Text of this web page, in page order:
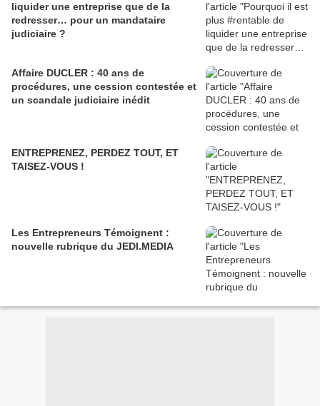
liquider une entreprise que de la
redresser… pour un mandataire
judiciaire ?
Affaire DUCLER : 40 ans de
procédures, une cession contestée et
un scandale judiciaire inédit
ENTREPRENEZ, PERDEZ TOUT, ET
TAISEZ-VOUS !
Les Entrepreneurs Témoignent :
nouvelle rubrique du JEDI.MEDIA